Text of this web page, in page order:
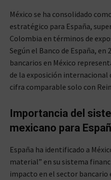
México se ha consolidado
estratégico para España,
Colombia en términos de
Según el Banco de España, en
bancarios en México
de la exposición internacional
cifra comparable solo con
Importancia del
mexicano para
España ha identificado a
material” en su sistema
impacto en el sector